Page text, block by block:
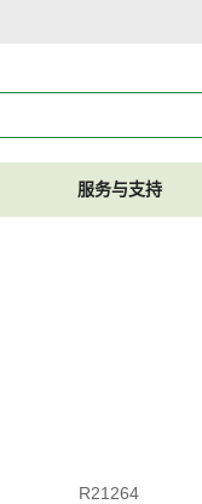
服务与支持
R21264